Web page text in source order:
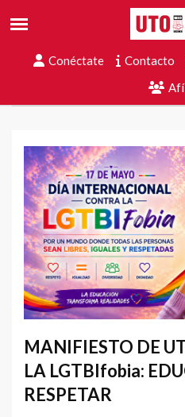
Conéctate Contacto
MANIFIESTO DE
LA LGTBIfobia:
RESPETAR